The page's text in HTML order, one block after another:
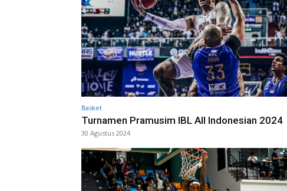
Basket
Turnamen Pramusim IBL All Indonesian 2024
30 Agustus 2024